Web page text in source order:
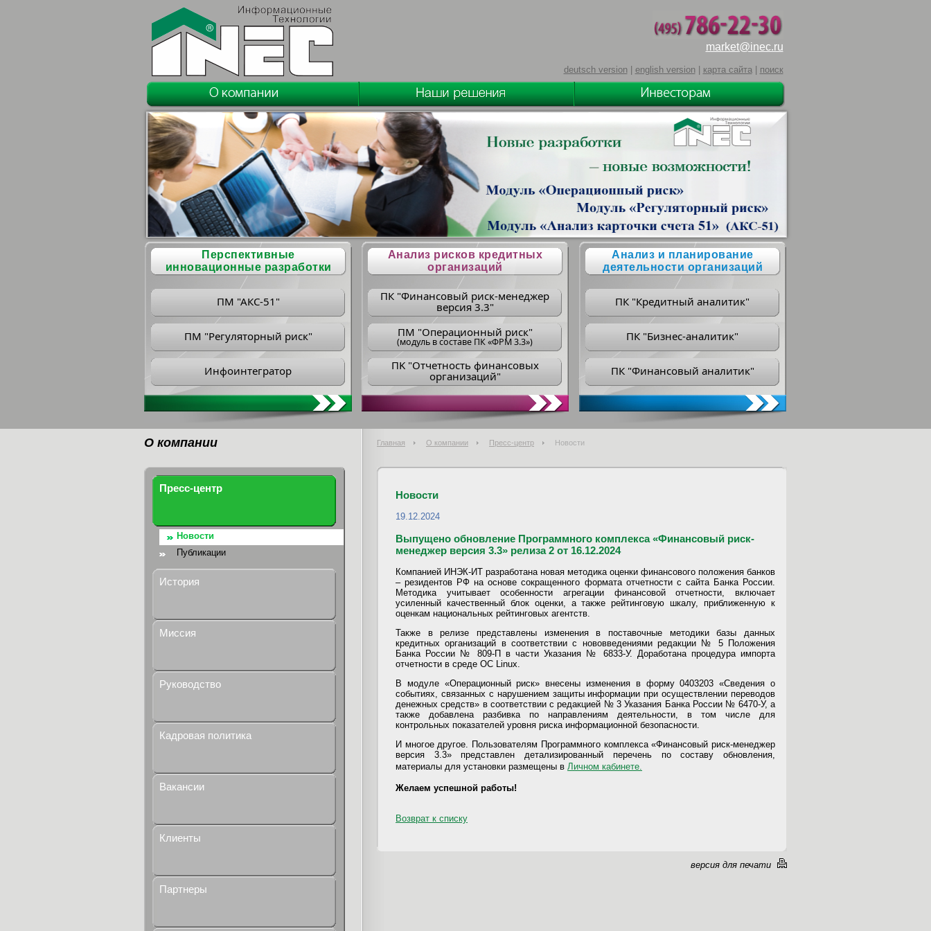
market@inec.ru
deutsch version| english version| карта сайта| поиск
Перспективные
инновационные разработки
ПМ "АКС-51"
ПМ "Регуляторный риск"
Инфоинтегратор
Анализ рисков кредитных
организаций
ПК "Финансовый риск-менеджер
версия 3.3"
ПM "Операционный риск"
(модуль в составе ПК «ФРМ 3.3»)
ПK "Отчетность финансовых
организаций"
Анализ и планирование
деятельности организаций
ПК "Кредитный аналитик"
ПК "Бизнес-аналитик"
ПК "Финансовый аналитик"
О компании Главная О компании Пресс-центр Новости
Пресс-центр
Новости
Публикации
История
Миссия
Руководство
Кадровая политика
Вакансии
Клиенты
Партнеры
Новости
19.12.2024
Выпущено обновление Программного комплекса «Финансовый риск-
менеджер версия 3.3» релиза 2 от 16.12.2024
Компанией ИНЭК-ИТ разработана новая методика оценки финансового положения банков
– резидентов РФ на основе сокращенного формата отчетности с сайта Банка России.
Методика учитывает особенности агрегации финансовой отчетности, включает
усиленный качественный блок оценки, а также рейтинговую шкалу, приближенную к
оценкам национальных рейтинговых агентств.
Также в релизе представлены изменения в поставочные методики базы данных
кредитных организаций в соответствии с нововведениями редакции № 5 Положения
Банка России № 809-П в части Указания № 6833-У. Доработана процедура импорта
отчетности в среде ОС Linux.
В модуле «Операционный риск» внесены изменения в форму 0403203 «Сведения о
событиях, связанных с нарушением защиты информации при осуществлении переводов
денежных средств» в соответствии с редакцией № 3 Указания Банка России № 6470-У, а
также добавлена разбивка по направлениям деятельности, в том числе для
контрольных показателей уровня риска информационной безопасности.
И многое другое. Пользователям Программного комплекса «Финансовый риск-менеджер
версия 3.3» представлен детализированный перечень по составу обновления,
материалы для установки размещены в Личном кабинете.
Желаем успешной работы!
Возврат к списку
версия для печати